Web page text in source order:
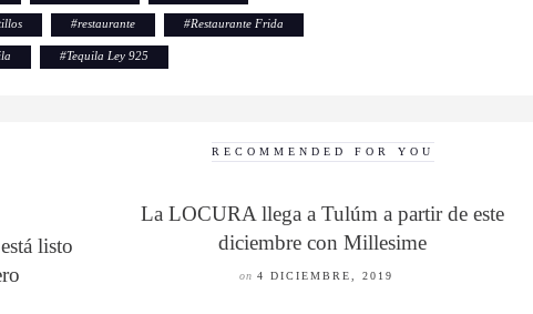
#restaurante #Restaurante Frida
#Tequila Ley 925
RECOMMENDED FOR YOU
listo
La LOCURA llega a Tulúm a partir de este
diciembre con Millesime
on 4 DICIEMBRE, 2019